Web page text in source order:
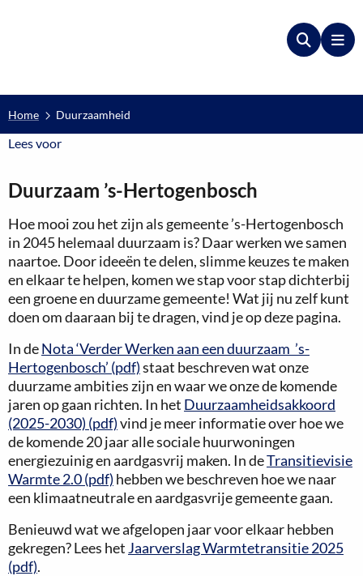
Zoeken
Home Duurzaamheid
Lees voorLees voor
Duurzaam ’s-Hertogenbosch
Hoe mooi zou het zijn als gemeente ’s-Hertogenbosch
in 2045 helemaal duurzaam is? Daar werken we samen
naartoe. Door ideeën te delen, slimme keuzes te maken
en elkaar te helpen, komen we stap voor stap dichterbij
een groene en duurzame gemeente! Wat jij nu zelf kunt
doen om daaraan bij te dragen, vind je op deze pagina.
In deNota ‘Verder Werken aan een duurzaam ’s-
Hertogenbosch’ (pdf)staat beschreven wat onze
duurzame ambities zijn en waar we onze de komende
jaren op gaan richten. In het Duurzaamheidsakkoord
(2025-2030) (pdf)vind je meer informatie over hoe we
de komende 20 jaar alle sociale huurwoningen
energiezuinig en aardgasvrij maken. In deTransitievisie
Warmte 2.0 (pdf) hebben we beschreven hoe we naar
een klimaatneutrale en aardgasvrije gemeente gaan.
Benieuwd wat we afgelopen jaar voor elkaar hebben
gekregen? Lees het Jaarverslag Warmtetransitie 2025
(pdf).